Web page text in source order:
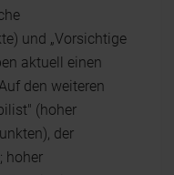
und „Vorsichtige
aktuell einen
den weiteren
(hoher
der
hoher